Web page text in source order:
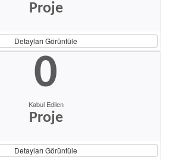
Proje
Detayları Görüntüle
0
Kabul Edilen
Proje
Detayları Görüntüle